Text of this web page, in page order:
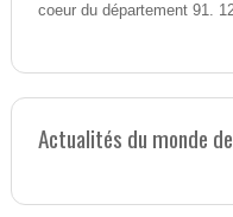
coeur du département 91.
Actualités du monde